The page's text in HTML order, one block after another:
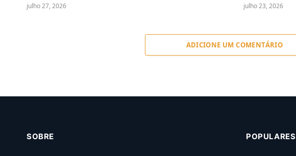
julho 27, 2026 julho 23, 2026
ADICIONE UM COMENTÁRIO
SOBRE POPULARES